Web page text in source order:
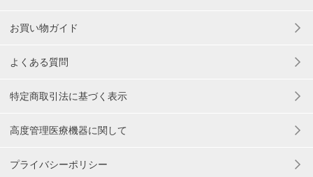
お買い物ガイド
よくある質問
特定商取引法に基づく表示
高度管理医療機器に関して
プライバシーポリシー